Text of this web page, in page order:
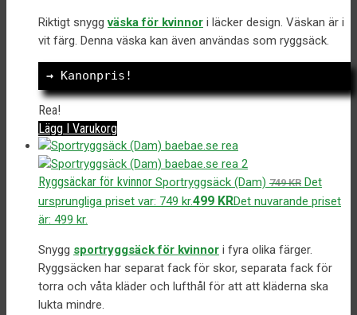
Riktigt snyggväska för kvinnor i läcker design. Väskan är i
vit färg. Denna väska kan även användas som ryggsäck.
→ Kanonpris!
Rea!
Lägg I Varukorg
Ryggsäckar för kvinnor Sportryggsäck (Dam) 749KR Det
ursprungliga priset var: 749 kr.499 KRDet nuvarande priset
är: 499 kr.
Snygg sportryggsäck för kvinnor i fyra olika färger.
Ryggsäcken har separat fack för skor, separata fack för
torra och våta kläder och lufthål för att att kläderna ska
lukta mindre.